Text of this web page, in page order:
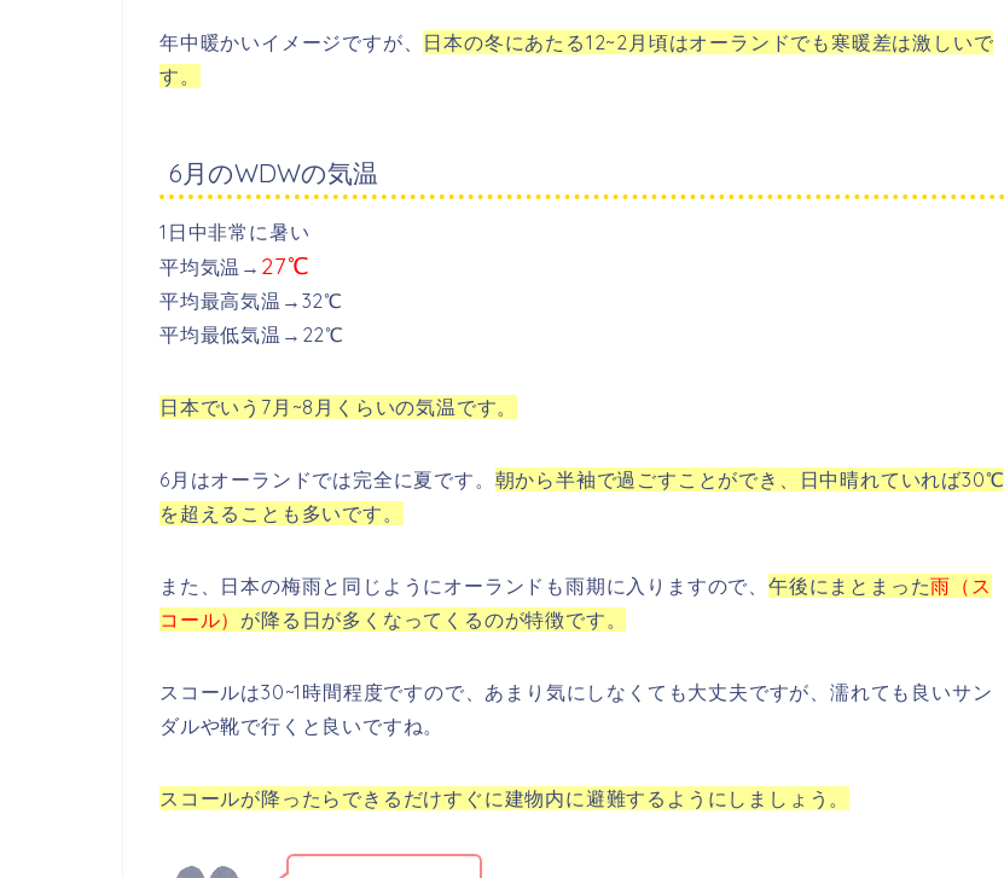
年中暖かいイメージですが、 日本の冬にあたる12~2月頃はオーランドでも寒暖差は激しいで
す。
6月のWDWの気温
1日中非常に暑い
平均気温→ 27℃
平均最高気温→32℃
平均最低気温→22℃
日本でいう7月~8月くらいの気温です。
6月はオーランドでは完全に夏です。 朝から半袖で過ごすことができ、日中晴れていれば30℃
を超えることも多いです。
また、日本の梅雨と同じようにオーランドも雨期に入りますので、 午後にまとまった雨（ス
コール） が降る日が多くなってくるのが特徴です。
スコールは30~1時間程度ですので、あまり気にしなくても大丈夫ですが、濡れても良いサン
ダルや靴で行くと良いですね。
スコールが降ったらできるだけすぐに建物内に避難するようにしましょう。